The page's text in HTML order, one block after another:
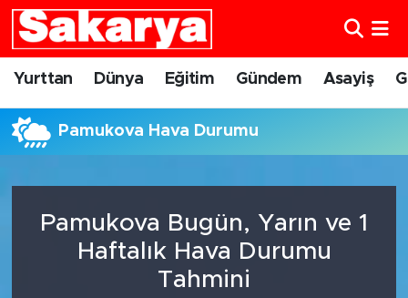
Yurttan Dünya Eğitim Gündem Asayiş
Pamukova Hava Durumu
Pamukova Bugün, Yarın ve 1
Haftalık Hava Durumu
Tahmini
Yurttan
Eskişehirspor
Eskişehir Nöbetçi Eczaneler
Süper Lig Puan Durumu ve Fikstür